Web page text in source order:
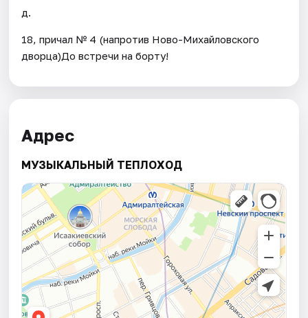
д.
18, причал № 4 (напротив Ново-Михайловского
дворца)До встречи на борту!
Адрес
МУЗЫКАЛЬНЫЙ ТЕПЛОХОД